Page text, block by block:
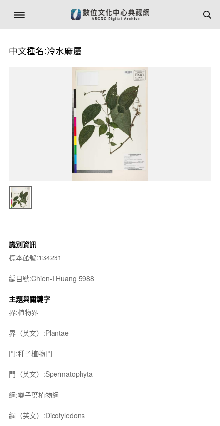
中文種名:冷水麻屬
識別資訊
標本館號:134231
編目號:Chien-I Huang 5988
主題與關鍵字
界:植物界
界（英文）:Plantae
門:種子植物門
門（英文）:Spermatophyta
綱:雙子葉植物綱
綱（英文）:Dicotyledons